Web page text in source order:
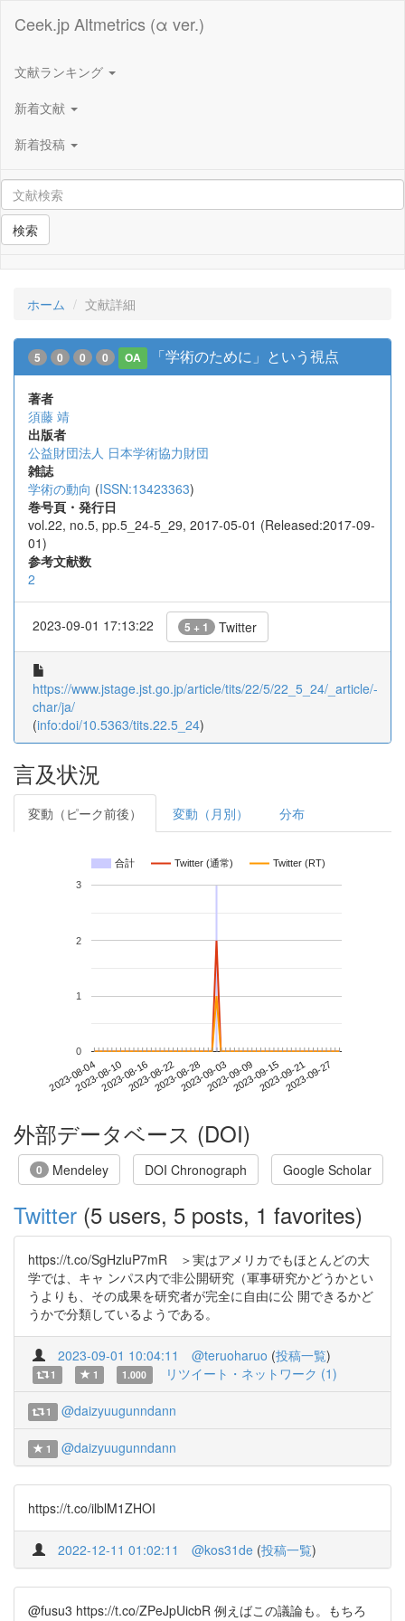
Ceek.jp Altmetrics (α ver.)
文献ランキング
新着文献
新着投稿
検索
ホーム 文献詳細
5 0 0 0 OA 「学術のために」という視点
著者
須藤 靖
出版者
公益財団法人 日本学術協力財団
雑誌
学術の動向 (ISSN:13423363)
巻号頁・発行日
vol.22, no.5, pp.5_24-5_29, 2017-05-01 (Released:2017-09-
01)
参考文献数
2
2023-09-01 17:13:22 5 + 1 Twitter
https://www.jstage.jst.go.jp/article/tits/22/5/22_5_24/_article/-
char/ja/
(info:doi/10.5363/tits.22.5_24)
言及状況
変動（ピーク前後） 変動（月別） 分布
合計 Twitter (通常) Twitter (RT)
2023-08-042023-08-102023-08-162023-08-222023-08-282023-09-032023-09-092023-09-152023-09-212023-09-27
0
1
2
3
外部データベース (DOI)
0 Mendeley DOI Chronograph Google Scholar
Twitter (5 users, 5 posts, 1 favorites)
https://t.co/SgHzluP7mR ＞実はアメリカでもほとんどの大
学では、キャ ンパス内で非公開研究（軍事研究かどうかとい
うよりも、その成果を研究者が完全に自由に公 開できるかど
うかで分類しているようである。
2023-09-01 10:04:11 @teruoharuo (投稿一覧)
1 1 1.000 リツイート・ネットワーク (1)
1 @daizyuugunndann
1 @daizyuugunndann
https://t.co/ilblM1ZHOI
2022-12-11 01:02:11 @kos31de (投稿一覧)
@fusu3 https://t.co/ZPeJpUicbR 例えばこの議論も。もちろ